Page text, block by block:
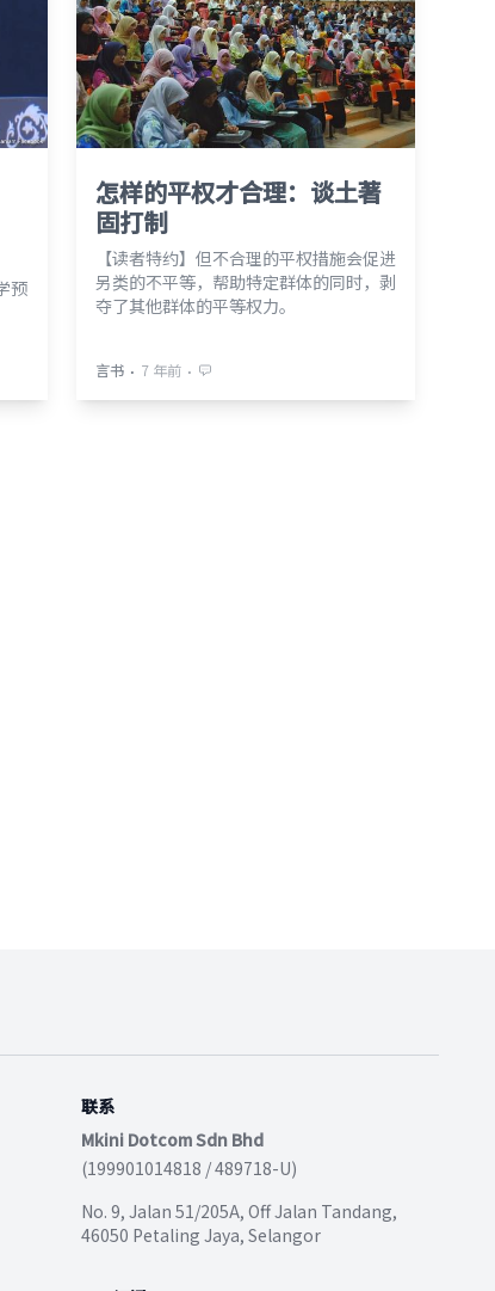
预
怎样的平权才合理：谈土著
固打制
【读者特约】但不合理的平权措施会促进
另类的不平等，帮助特定群体的同时，剥
夺了其他群体的平等权力。
言书 ⋅ 7 年前 ⋅
联系
Mkini Dotcom Sdn Bhd
(199901014818 / 489718-U)
No. 9, Jalan 51/205A, Off Jalan Tandang,
46050 Petaling Jaya, Selangor